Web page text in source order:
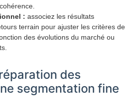
: associez les résultats
terrain pour ajuster les critères de
des évolutions du marché ou
des
segmentation fine